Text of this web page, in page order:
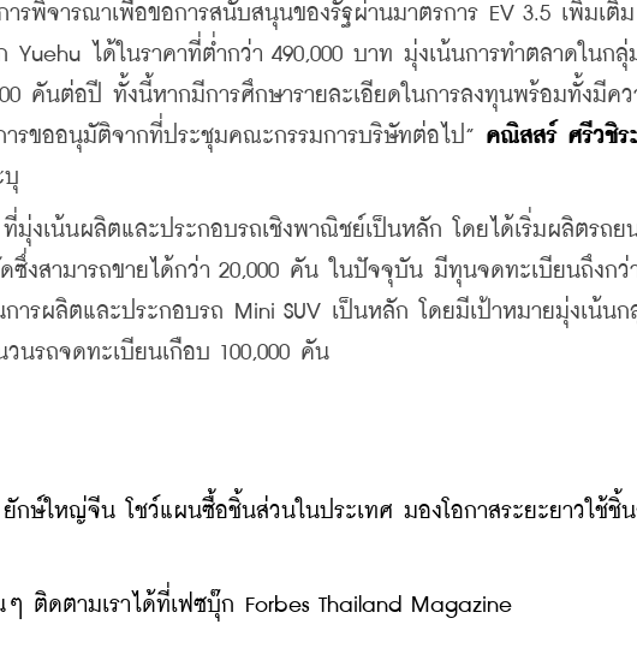
จารณาเพื่อขอการสนับสนุนของรัฐผ่านมาตรการ EV 3.5 เพิ่มเติ
Yuehu ได้ในราคาที่ต่ำกว่า 490,000 บาท มุ่งเน้นการทำตลาดในก
คันต่อปี ทั้งนี้หากมีการศึกษารายละเอียดในการลงทุนพร้อมทั้งมีคว
ารขออนุมัติจากที่ประชุมคณะกรรมการบริษัทต่อไป” คณิสสร์ ศรีวชิร
บุ
เน้นผลิตและประกอบรถเชิงพาณิชย์เป็นหลัก โดยได้เริ่มผลิตรถย
ซึ่งสามารถขายได้กว่า 20,000 คัน ในปัจจุบัน มีทุนจดทะเบียนถึงกว่
ารผลิตและประกอบรถ Mini SUV เป็นหลัก โดยมีเป้าหมายมุ่งเน้นก
นรถจดทะเบียนเกือบ 100,000 คัน
กษ์ใหญ่จีน โชว์แผนซื้อชิ้นส่วนในประเทศ มองโอกาสระยะยาวใช้ชิ้
ๆ ติดตามเราได้ที่เฟซบุ๊ก Forbes Thailand Magazine